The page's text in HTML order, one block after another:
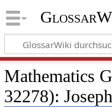
Mathematics
32278):